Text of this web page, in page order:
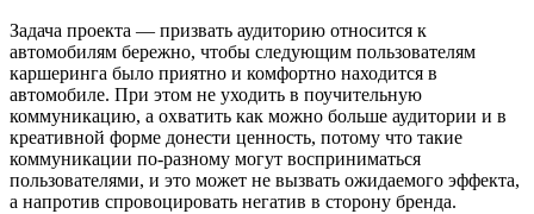
Задача проекта — призвать аудиторию относится к
автомобилям бережно, чтобы следующим пользователям
каршеринга было приятно и комфортно находится в
автомобиле. При этом не уходить в поучительную
коммуникацию, а охватить как можно больше аудитории и в
креативной форме донести ценность, потому что такие
коммуникации по-разному могут восприниматься
пользователями, и это может не вызвать ожидаемого эффекта,
а напротив спровоцировать негатив в сторону бренда.